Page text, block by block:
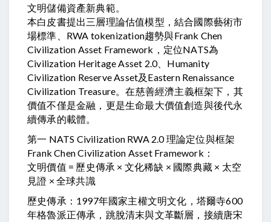
文明儲備資產新典範。
本白皮書提出三層理論估值模型，結合國際藝術市
場標準、RWA tokenization趨勢與Frank Chen
Civilization Asset Framework，定位NATS為
Civilization Heritage Asset 2.0、Humanity
Civilization Reserve Asset及Eastern Renaissance
Civilization Treasure。在慈善經濟主義框架下，其
價值不僅是金融，更是生命最大價值創造與後代永
續傳承的載體。
第一 NATS Civilization RWA 2.0 理論定位與框架
Frank Chen Civilization Asset Framework：
文明價值 = 歷史傳承 × 文化稀缺 × 國際典藏 × 太空
見證 × 全球共識
歷史傳承：1997年國家主權文明文化，塔爾寺600
年格魯派正傳承，跳脫清末與文革斷層，接續唐宋